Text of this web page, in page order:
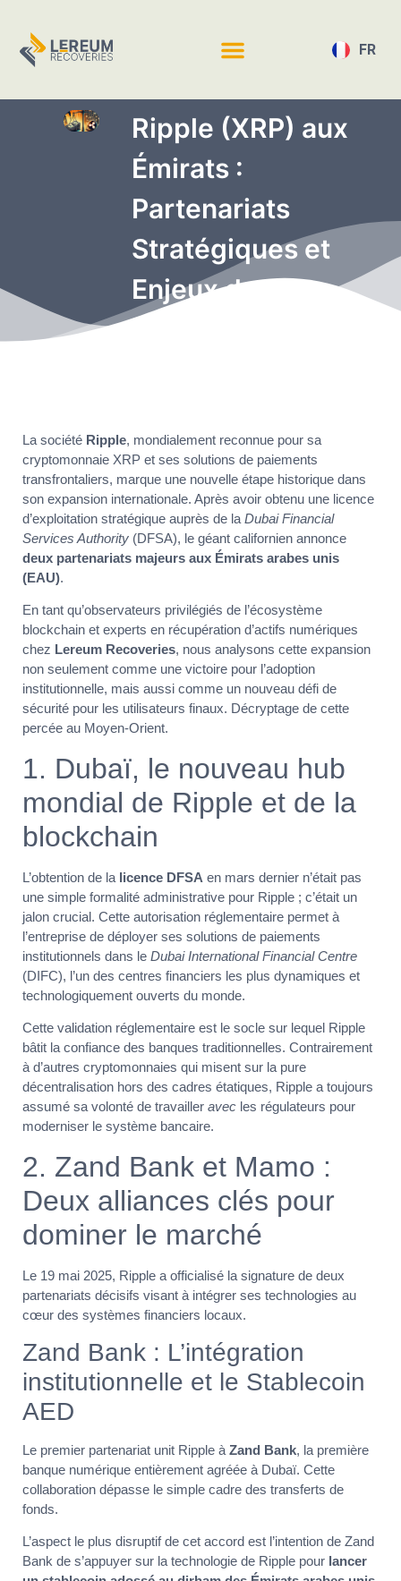
FR
EN
Ripple (XRP) aux
Émirats :
Partenariats
Stratégiques et
Enjeux de
Sécurité
La société Ripple, mondialement reconnue pour sa
cryptomonnaie XRP et ses solutions de paiements
transfrontaliers, marque une nouvelle étape historique dans
son expansion internationale. Après avoir obtenu une licence
d’exploitation stratégique auprès de la Dubai Financial
Services Authority (DFSA), le géant californien annonce
deux partenariats majeurs aux Émirats arabes unis
(EAU).
En tant qu’observateurs privilégiés de l’écosystème
blockchain et experts en récupération d’actifs numériques
chez Lereum Recoveries, nous analysons cette expansion
non seulement comme une victoire pour l’adoption
institutionnelle, mais aussi comme un nouveau défi de
sécurité pour les utilisateurs finaux. Décryptage de cette
percée au Moyen-Orient.
1. Dubaï, le nouveau hub
mondial de Ripple et de la
blockchain
L’obtention de la licence DFSA en mars dernier n’était pas
une simple formalité administrative pour Ripple ; c’était un
jalon crucial. Cette autorisation réglementaire permet à
l’entreprise de déployer ses solutions de paiements
institutionnels dans le Dubai International Financial Centre
(DIFC), l’un des centres financiers les plus dynamiques et
technologiquement ouverts du monde.
Cette validation réglementaire est le socle sur lequel Ripple
bâtit la confiance des banques traditionnelles. Contrairement
à d’autres cryptomonnaies qui misent sur la pure
décentralisation hors des cadres étatiques, Ripple a toujours
assumé sa volonté de travailler avec les régulateurs pour
moderniser le système bancaire.
2. Zand Bank et Mamo :
Deux alliances clés pour
dominer le marché
Le 19 mai 2025, Ripple a officialisé la signature de deux
partenariats décisifs visant à intégrer ses technologies au
cœur des systèmes financiers locaux.
Zand Bank : L’intégration
institutionnelle et le Stablecoin
AED
Le premier partenariat unit Ripple à Zand Bank, la première
banque numérique entièrement agréée à Dubaï. Cette
collaboration dépasse le simple cadre des transferts de
fonds.
L’aspect le plus disruptif de cet accord est l’intention de Zand
Bank de s’appuyer sur la technologie de Ripple pour lancer